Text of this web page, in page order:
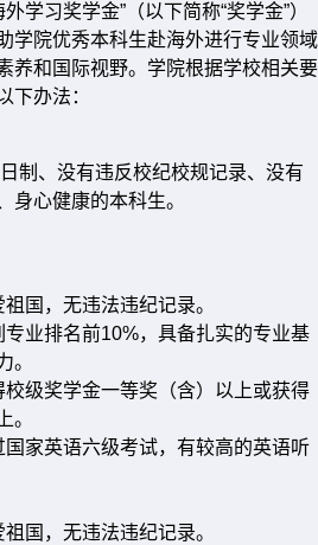
学习奖学金”（以下简称“奖学金”）
学院优秀本科生赴海外进行专业领域
养和国际视野。学院根据学校相关要
下办法：
制、没有违反校纪校规记录、没有
身心健康的本科生。
国，无违法违纪记录。
业排名前10%，具备扎实的专业基
。
级奖学金一等奖（含）以上或获得
。
家英语六级考试，有较高的英语听
国，无违法违纪记录。